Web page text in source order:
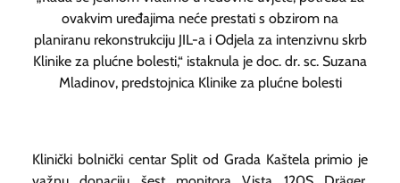
ovakvim uređajima neće prestati s obzirom na
planiranu rekonstrukciju JIL-a i Odjela za intenzivnu skrb
Klinike za plućne bolesti,“ istaknula je doc. dr. sc. Suzana
Mladinov, predstojnica Klinike za plućne bolesti
Klinički bolnički centar Split od Grada Kaštela primio je